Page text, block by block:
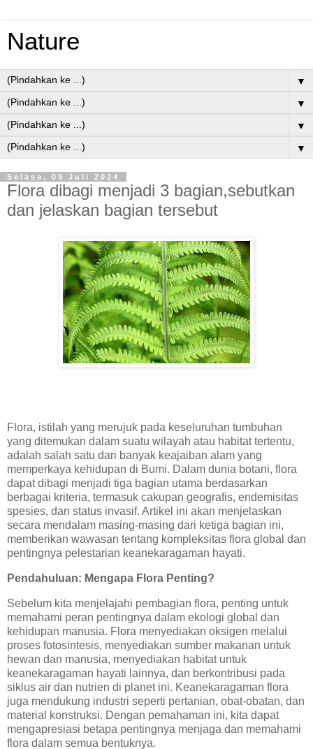
Nature
▼
▼
▼
▼
Selasa, 09 Juli 2024
Flora dibagi menjadi 3 bagian,sebutkan
dan jelaskan bagian tersebut
Flora, istilah yang merujuk pada keseluruhan tumbuhan
yang ditemukan dalam suatu wilayah atau habitat tertentu,
adalah salah satu dari banyak keajaiban alam yang
memperkaya kehidupan di Bumi. Dalam dunia botani, flora
dapat dibagi menjadi tiga bagian utama berdasarkan
berbagai kriteria, termasuk cakupan geografis, endemisitas
spesies, dan status invasif. Artikel ini akan menjelaskan
secara mendalam masing-masing dari ketiga bagian ini,
memberikan wawasan tentang kompleksitas flora global dan
pentingnya pelestarian keanekaragaman hayati.
Pendahuluan: Mengapa Flora Penting?
Sebelum kita menjelajahi pembagian flora, penting untuk
memahami peran pentingnya dalam ekologi global dan
kehidupan manusia. Flora menyediakan oksigen melalui
proses fotosintesis, menyediakan sumber makanan untuk
hewan dan manusia, menyediakan habitat untuk
keanekaragaman hayati lainnya, dan berkontribusi pada
siklus air dan nutrien di planet ini. Keanekaragaman flora
juga mendukung industri seperti pertanian, obat-obatan, dan
material konstruksi. Dengan pemahaman ini, kita dapat
mengapresiasi betapa pentingnya menjaga dan memahami
flora dalam semua bentuknya.